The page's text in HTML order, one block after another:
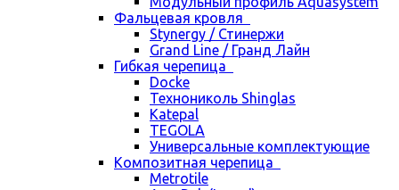
Фальцевая кровля
Stynergy / Стинержи
Grand Line / Гранд Лайн
Гибкая черепица
Docke
Технониколь Shinglas
Katepal
TEGOLA
Универсальные комплектующие
Композитная черепица
Metrotile